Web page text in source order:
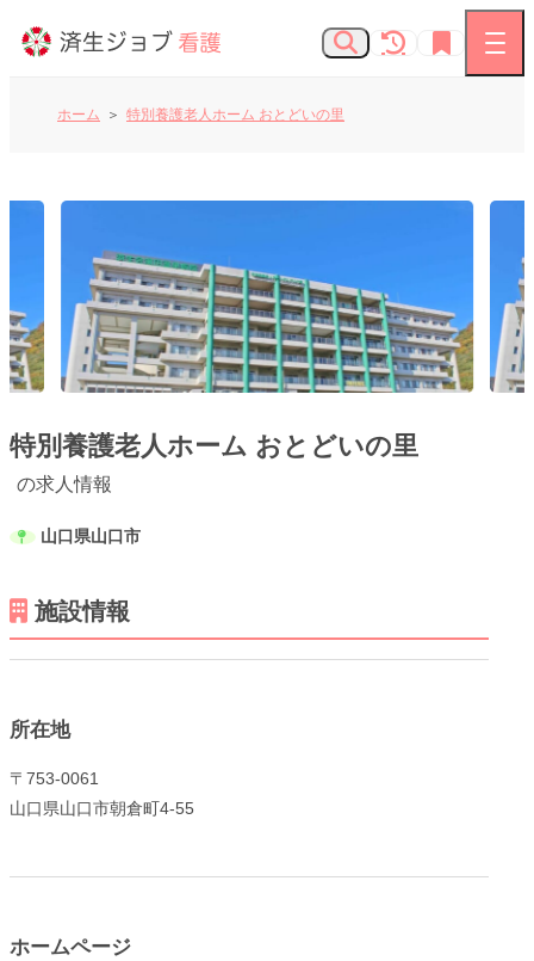
お知らせ
よくあるご質問
済生会Webサイト
ホーム 特別養護老人ホーム おとどいの里
特別養護老人ホーム おとどいの里
の求人情報
山口県山口市
施設情報
所在地
〒753-0061
山口県山口市朝倉町4-55
ホームページ